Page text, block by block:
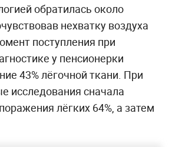
обратилась около
нехватку воздуха
поступления при
у пенсионерки
43% лёгочной ткани. При
исследования сначала
лёгких 64%, а затем